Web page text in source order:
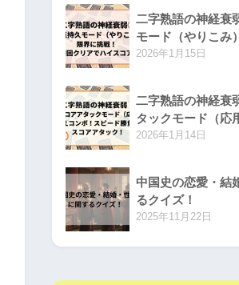
二字熟語の神経
モード（やりこみ）
2026年1月15日
二字熟語の神経
タックモード（応
2026年1月14日
中国史の恋愛・結
るクイズ！
2025年11月22日